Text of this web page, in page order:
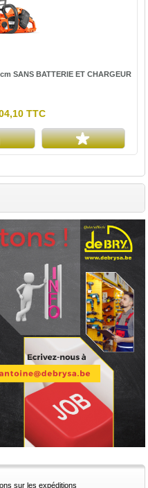
SANS BATTERIE ET CHARGEUR
TTC
sur les expéditions